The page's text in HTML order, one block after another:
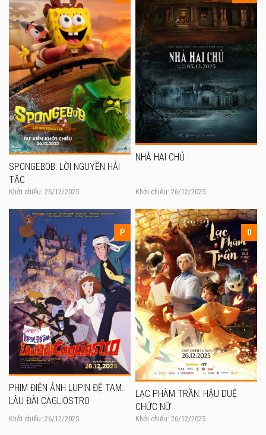
SPONGEBOB: LỜI NGUYỀN HẢI
TẶC
Khởi chiếu: 26/12/2025
NHÀ HAI CHỦ
Khởi chiếu: 26/12/2025
P
PHIM ĐIỆN ẢNH LUPIN ĐỆ TAM:
LÂU ĐÀI CAGLIOSTRO
Khởi chiếu: 26/12/2025
0
LẠC PHÀM TRẦN: HẬU DUỆ
CHỨC NỮ
Khởi chiếu: 26/12/2025